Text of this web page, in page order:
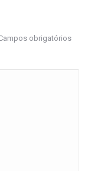
obrigatórios